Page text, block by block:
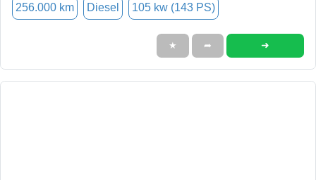
256.000 km Diesel 105 kw (143 PS)
★ ➦ ➜